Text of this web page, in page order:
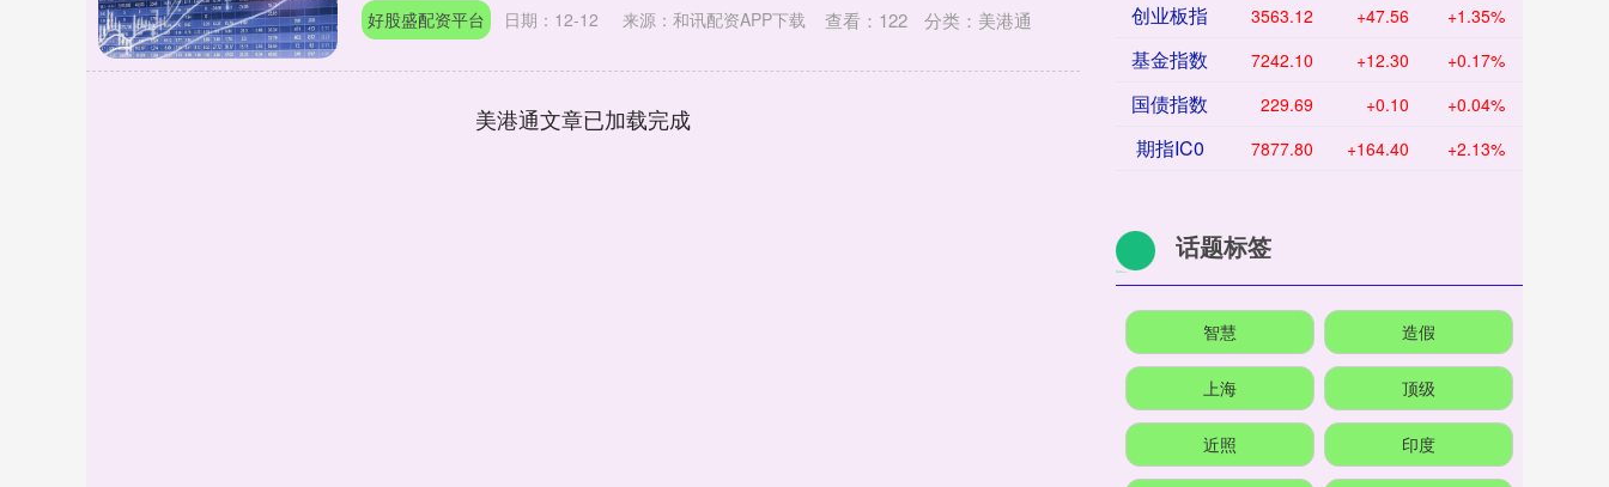
好股盛配资平台 日期：12-12 来源：和讯配资APP下载 查看： 122 分类： 美港通
美港通文章已加载完成
创业板指 3563.12 +47.56 +1.35%
基金指数 7242.10 +12.30 +0.17%
国债指数 229.69 +0.10 +0.04%
期指IC0 7877.80 +164.40 +2.13%
话题标签
智慧 造假
上海 顶级
近照 印度